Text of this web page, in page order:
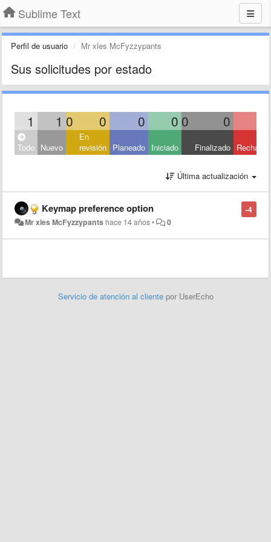
Sublime Text
Perfil de usuario Mr xles McFyzzypants
Sus solicitudes por estado
1 1 0 0 0 0 0 0
Todo Nuevo
En
revisión Planeado Iniciado Finalizado
Última actualización
-4
Keymap preference option
Mr xles McFyzzypants hace 14 años• 0
Servicio de atención al cliente por UserEcho